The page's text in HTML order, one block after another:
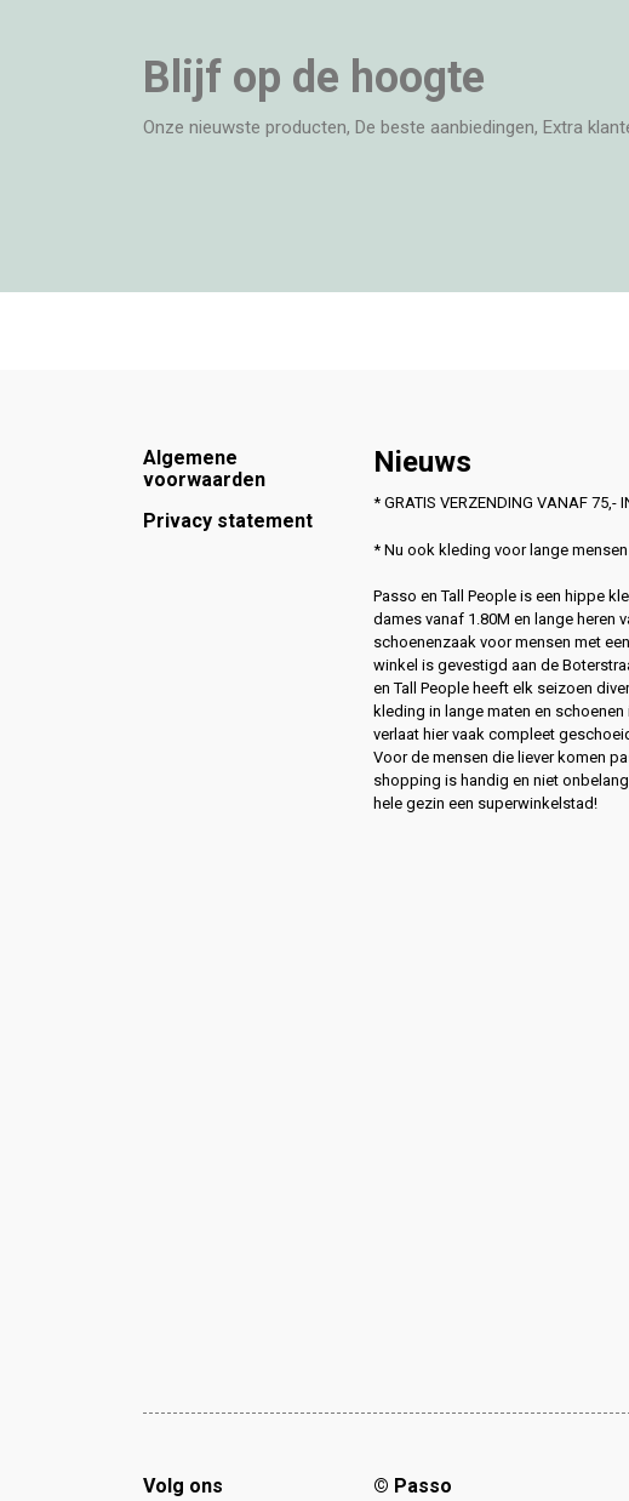
Blijf op de hoogte
Onze nieuwste producten, De beste aanbiedingen, Extra
Footer
Algemene
voorwaarden
Privacy statement
Nieuws
* GRATIS VERZENDING VANAF 75,-
* Nu ook kleding voor lange
Passo en Tall People is een hippe
dames vanaf 1.80M en lange heren
schoenenzaak voor mensen met
winkel is gevestigd aan de
en Tall People heeft elk seizoen
kleding in lange maten en
verlaat hier vaak compleet
Voor de mensen die liever komen
shopping is handig en niet
hele gezin een superwinkelstad!
Volg ons © Passo